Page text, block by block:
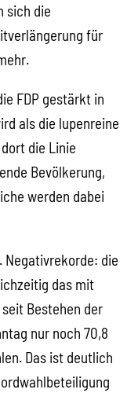
sich die
für
FDP gestärkt in
als die lupenreine
die Linie
Bevölkerung,
werden dabei
Negativrekorde: die
das mit
Bestehen der
nur noch 70,8
Das ist deutlich